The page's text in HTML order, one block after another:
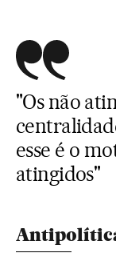
"Os não
esse é o
atingidos"
Antipolítica